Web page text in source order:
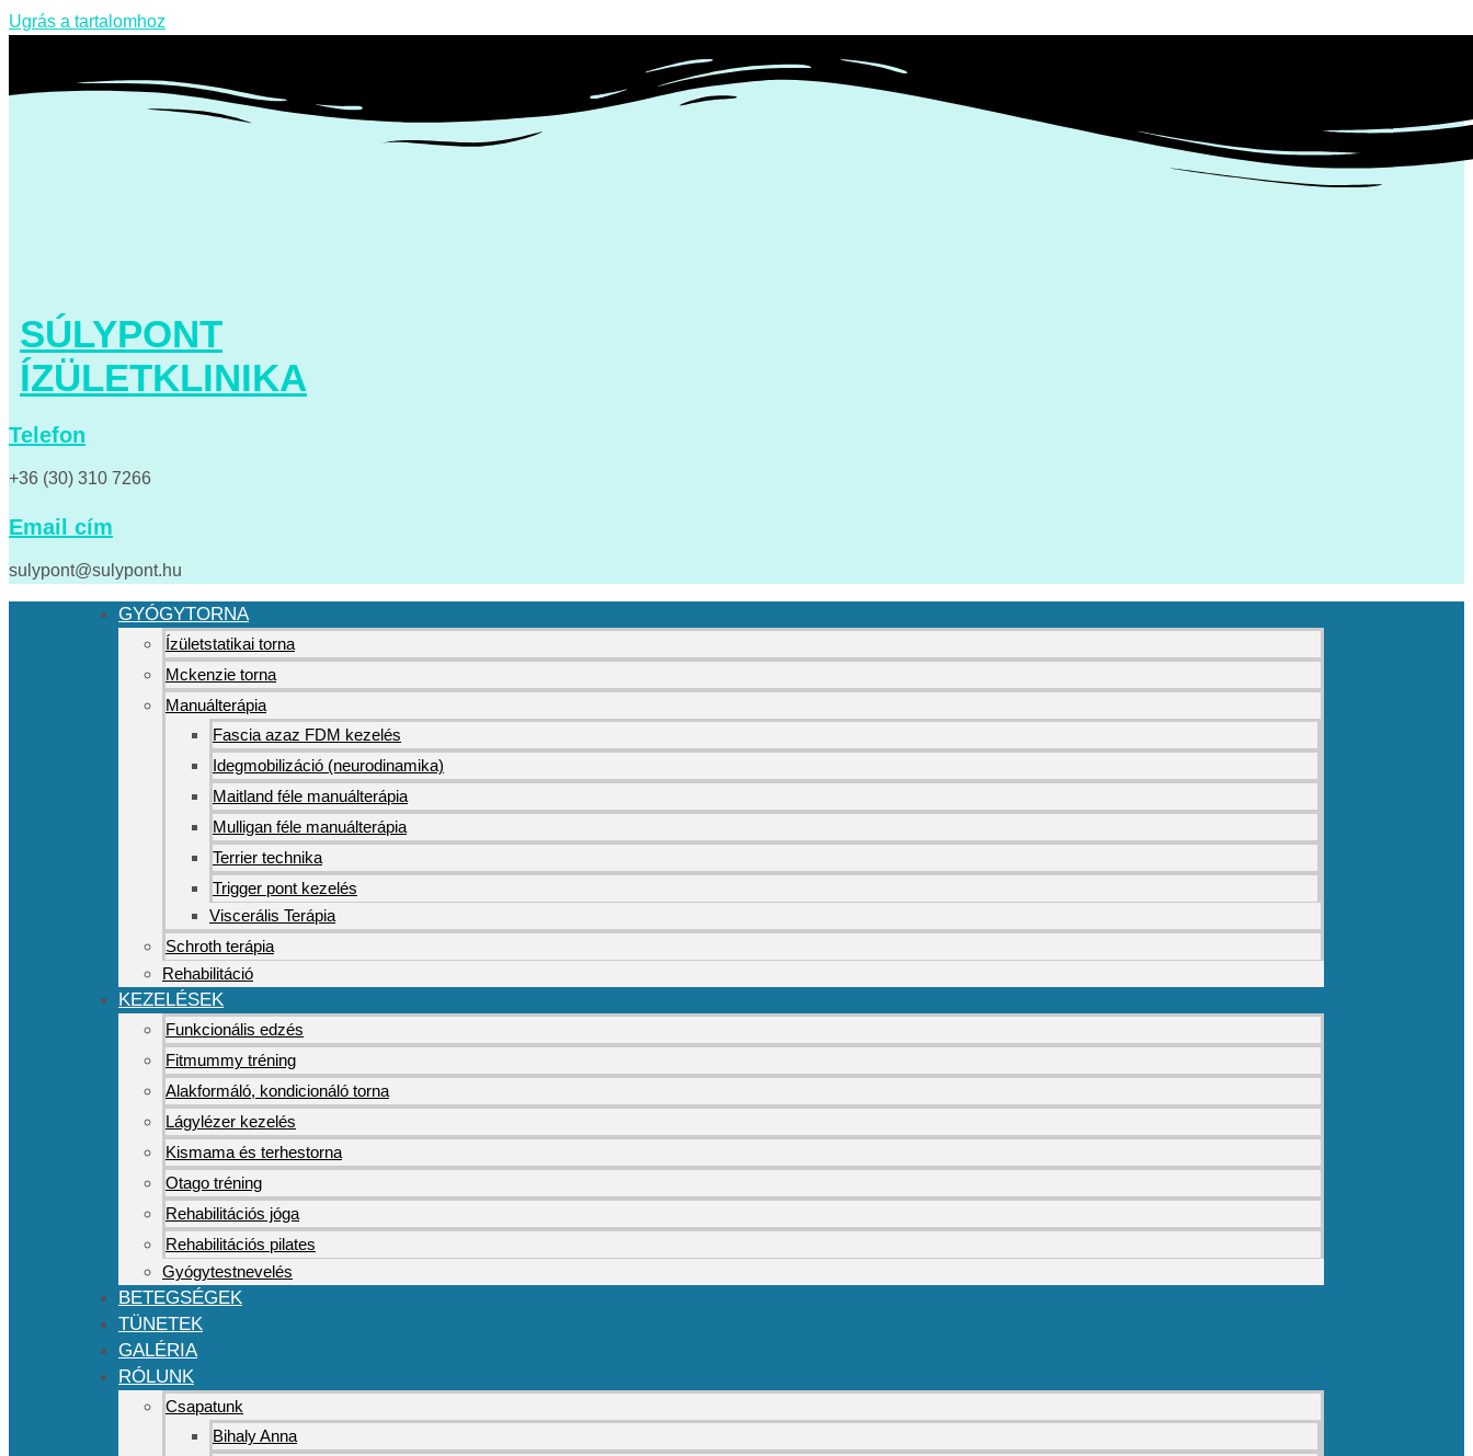
Ugrás a tartalomhoz
SÚLYPONT
ÍZÜLETKLINIKA
Telefon
+36 (30) 310 7266
Email cím
sulypont@sulypont.hu
GYÓGYTORNA
Ízületstatikai torna
Mckenzie torna
Manuálterápia
Fascia azaz FDM kezelés
Idegmobilizáció (neurodinamika)
Maitland féle manuálterápia
Mulligan féle manuálterápia
Terrier technika
Trigger pont kezelés
Viscerális Terápia
Schroth terápia
Rehabilitáció
KEZELÉSEK
Funkcionális edzés
Fitmummy tréning
Alakformáló, kondicionáló torna
Lágylézer kezelés
Kismama és terhestorna
Otago tréning
Rehabilitációs jóga
Rehabilitációs pilates
Gyógytestnevelés
BETEGSÉGEK
TÜNETEK
GALÉRIA
RÓLUNK
Csapatunk
Bihaly Anna